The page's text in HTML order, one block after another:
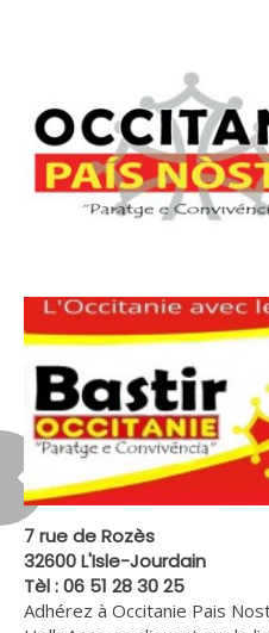
7 rue de Rozès
32600 L'Isle-Jourdain
Tèl : 06 51 28 30 25
Adhérez à Occitanie Pais